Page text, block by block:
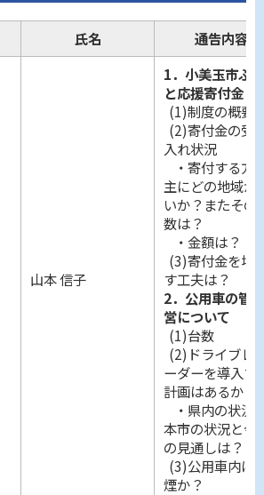
氏名 通告内容
山本 信子
1．小美玉市ふ
と応援寄付金
(1)制度の概要
(2)寄付金の受
入れ状況
・寄付する方
主にどの地域が
いか？またその
数は？
・金額は？
(3)寄付金を増
す工夫は？
2．公用車の管
営について
(1)台数
(2)ドライブレ
ーダーを導入す
計画はあるか？
・県内の状況
本市の状況と今
の見通しは？
(3)公用車内は
煙か？